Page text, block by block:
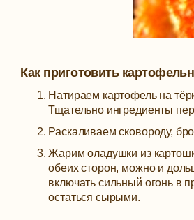
Как приготовить
Натираем картофель на
Тщательно ингредиенты
Раскаливаем сковороду,
Жарим оладушки из
обеих сторон, можно и
включать сильный огонь в
остаться сырыми.